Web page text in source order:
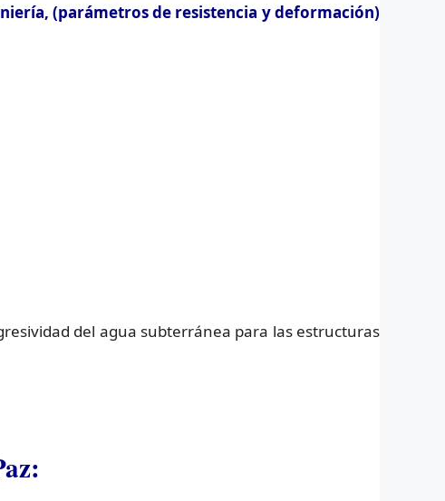
(parámetros de resistencia y deformación)
del agua subterránea para las estructuras